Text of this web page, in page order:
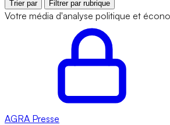
Trier par Filtrer par rubrique
Votre média d'analyse politique et
AGRA Presse